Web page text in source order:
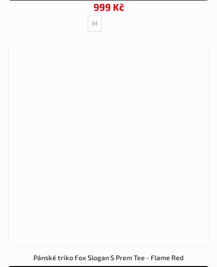
999 Kč
M
Pánské triko Fox Slogan S Prem Tee - Flame Red